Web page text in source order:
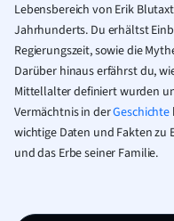
Lebensbereich von Erik
Jahrhunderts. Du erhältst
Regierungszeit, sowie die
Darüber hinaus erfährst du,
Mittellalter definiert wurden
Vermächtnis in derGeschichte
wichtige Daten und Fakten zu
und das Erbe seiner Familie.